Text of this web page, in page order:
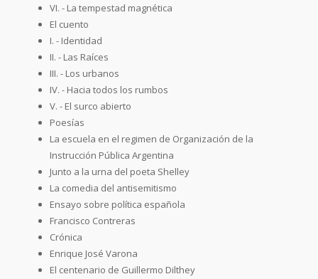
VI. - La tempestad magnética
El cuento
I. - Identidad
II. - Las Raíces
III. - Los urbanos
IV. - Hacia todos los rumbos
V. - El surco abierto
Poesías
La escuela en el regimen de Organización de la
Instrucción Pública Argentina
Junto a la urna del poeta Shelley
La comedia del antisemitismo
Ensayo sobre política española
Francisco Contreras
Crónica
Enrique José Varona
El centenario de Guillermo Dilthey